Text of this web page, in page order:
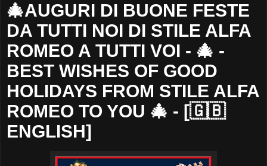
🎄AUGURI DI BUONE FESTE
DA TUTTI NOI DI STILE ALFA
ROMEO A TUTTI VOI - 🎄 -
BEST WISHES OF GOOD
HOLIDAYS FROM STILE ALFA
ROMEO TO YOU 🎄 - [🇬🇧
ENGLISH]